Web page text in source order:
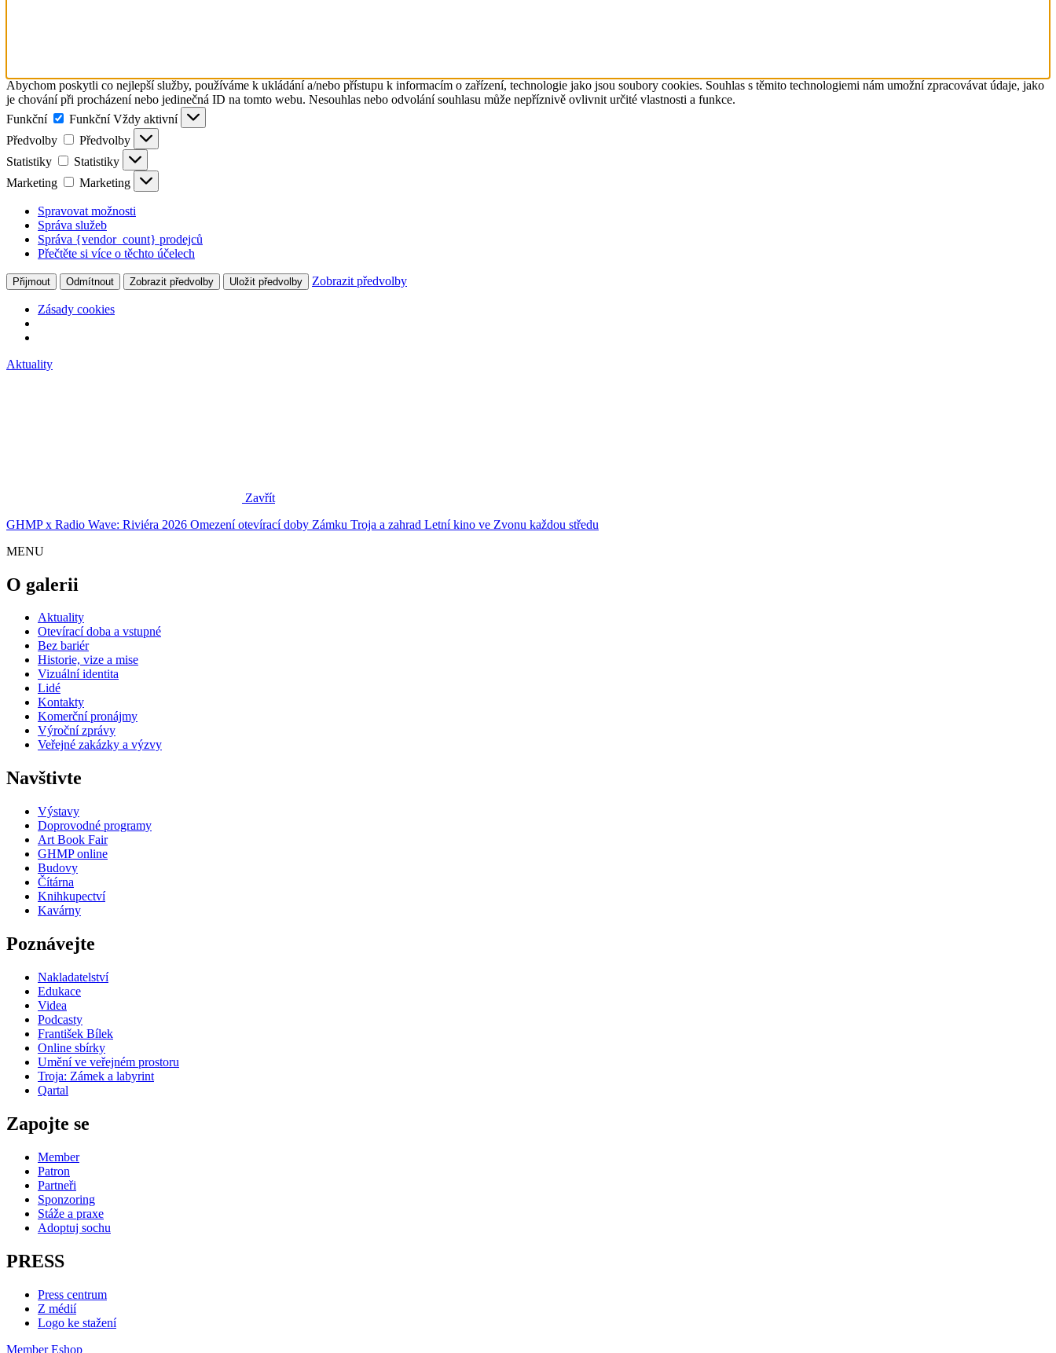
Abychom poskytli co nejlepší služby, používáme k ukládání a/nebo přístupu k informacím o zařízení, technologie jako jsou soubory cookies. Souhlas s těmito technologiemi nám umožní zpracovávat údaje, jako
je chování při procházení nebo jedinečná ID na tomto webu. Nesouhlas nebo odvolání souhlasu může nepříznivě ovlivnit určité vlastnosti a funkce.
Funkční
Funkční Vždy aktivní
Předvolby
Předvolby
Statistiky
Statistiky
Marketing
Marketing
Spravovat možnosti
Správa služeb
Správa {vendor_count} prodejců
Přečtěte si více o těchto účelech
Přijmout Odmítnout Zobrazit předvolby Uložit předvolby Zobrazit předvolby
Zásady cookies
Aktuality
Zavřít
GHMP x Radio Wave: Riviéra 2026 Omezení otevírací doby Zámku Troja a zahrad Letní kino ve Zvonu každou středu
MENU
O galerii
Aktuality
Otevírací doba a vstupné
Bez bariér
Historie, vize a mise
Vizuální identita
Lidé
Kontakty
Komerční pronájmy
Výroční zprávy
Veřejné zakázky a výzvy
Navštivte
Výstavy
Doprovodné programy
Art Book Fair
GHMP online
Budovy
Čítárna
Knihkupectví
Kavárny
Poznávejte
Nakladatelství
Edukace
Videa
Podcasty
František Bílek
Online sbírky
Umění ve veřejném prostoru
Troja: Zámek a labyrint
Qartal
Zapojte se
Member
Patron
Partneři
Sponzoring
Stáže a praxe
Adoptuj sochu
PRESS
Press centrum
Z médií
Logo ke stažení
Member Eshop